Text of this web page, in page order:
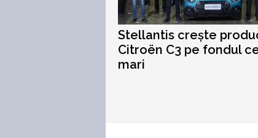
Stellantis crește
Citroën C3 pe fondul
mari